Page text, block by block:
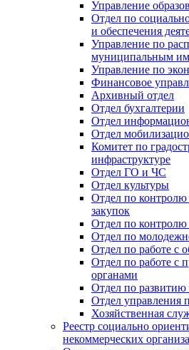
Управление
Отдел по
и обеспечения
Управление по
муниципальным
Управление по
Финансовое
Архивный отдел
Отдел бухгалтерии
Отдел
Отдел
Комитет по
инфраструктуре
Отдел ГО и ЧС
Отдел культуры
Отдел по
закупок
Отдел по контролю
Отдел по
Отдел по работе с
Отдел по работе с
органами
Отдел по развитию
Отдел управления
Хозяйственная
Реестр социально
некоммерческих